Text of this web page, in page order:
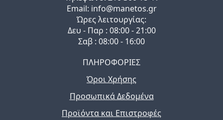
Email: info@manetos.gr
Ώρες λειτουργίας:
Δευ - Παρ : 08:00 - 21:00
Σαβ : 08:00 - 16:00
ΠΛΗΡΟΦΟΡΙΕΣ
Όροι Χρήσης
Προσωπικά Δεδομένα
Προϊόντα και Επιστροφές